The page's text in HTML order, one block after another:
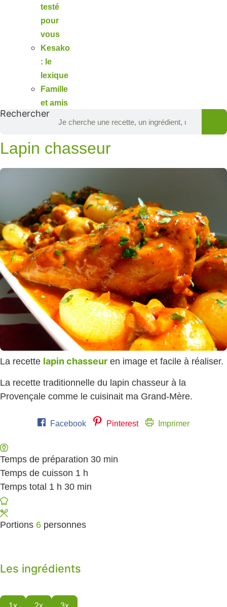
testé
pour
vous
Kesako
: le
lexique
Famille
et amis
Rechercher
Lapin chasseur
La recette lapin chasseur en image et facile à réaliser.
La recette traditionnelle du lapin chasseur à la
Provençale comme le cuisinait ma Grand-Mère.
Facebook Pinterest Imprimer
Temps de préparation 30 minutes
min
Temps de cuisson 1 heure
h
Temps total 1 heure
h 30 minutes
min
Portions 6 personnes
Les ingrédients